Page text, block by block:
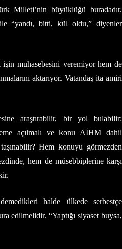
Milleti’nin büyüklüğü buradadır.
“yandı, bitti, kül oldu,” diyenler
muhasebesini veremiyor hem de
aktarıyor. Vatandaş ita amiri
araştırabilir, bir yol bulabilir:
açılmalı ve konu AİHM dahil
Hem konuyu görmezden
hem de müsebbiplerine karşı
halde ülkede serbestçe
edilmelidir. “Yaptığı siyaset buysa,